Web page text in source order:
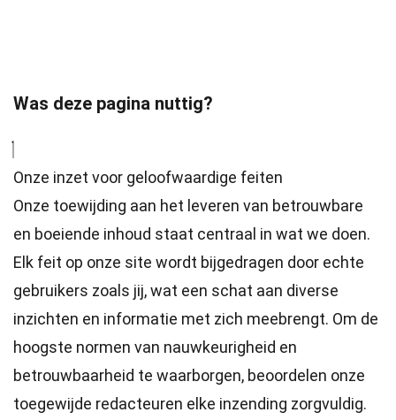
Was deze pagina nuttig?
Onze inzet voor geloofwaardige feiten
Onze toewijding aan het leveren van betrouwbare
en boeiende inhoud staat centraal in wat we doen.
Elk feit op onze site wordt bijgedragen door echte
gebruikers zoals jij, wat een schat aan diverse
inzichten en informatie met zich meebrengt. Om de
hoogste normen van nauwkeurigheid en
betrouwbaarheid te waarborgen, beoordelen onze
toegewijde redacteuren elke inzending zorgvuldig.